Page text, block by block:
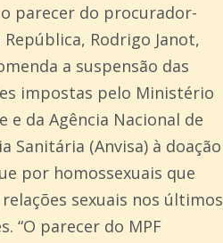
parecer do procurador-
República, Rodrigo Janot,
a suspensão das
impostas pelo Ministério
e da Agência Nacional de
Sanitária (Anvisa) à doação
por homossexuais que
sexuais nos últimos
“O parecer do MPF